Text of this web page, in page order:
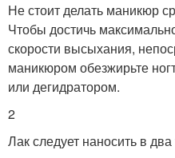
Не стоит делать маникюр
Чтобы достичь
скорости высыхания,
маникюром обезжирьте
или дегидратором.
2
Лак следует наносить в два